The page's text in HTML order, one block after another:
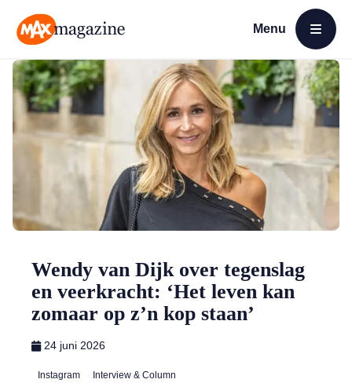
Menu
Open menu
Wendy van Dijk over tegenslag
en veerkracht: ‘Het leven kan
zomaar op z’n kop staan’
24 juni 2026
Instagram Interview & Column